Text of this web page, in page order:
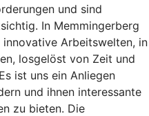
und sind
In Memmingerberg
Arbeitswelten, in
losgelöst von Zeit und
ist uns ein Anliegen
und ihnen interessante
zu bieten. Die